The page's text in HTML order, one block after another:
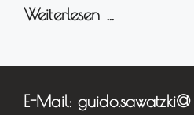
Weiterlesen …
E-Mail: guido.sawatzki@